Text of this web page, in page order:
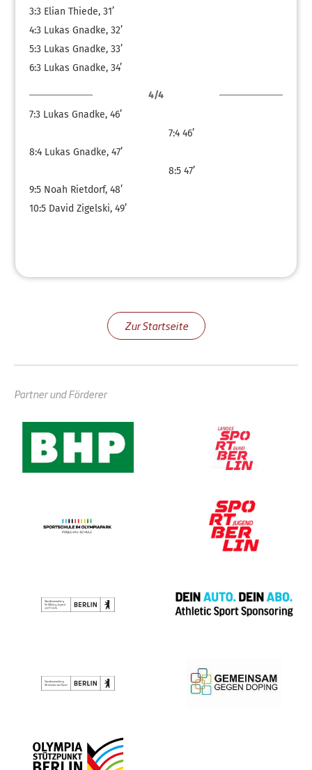
3:3 Elian Thiede, 31’
4:3 Lukas Gnadke, 32’
5:3 Lukas Gnadke, 33’
6:3 Lukas Gnadke, 34’
4/4
7:3 Lukas Gnadke, 46’
7:4 46’
8:4 Lukas Gnadke, 47’
8:5 47’
9:5 Noah Rietdorf, 48’
10:5 David Zigelski, 49’
Zur Startseite
Partner und Förderer